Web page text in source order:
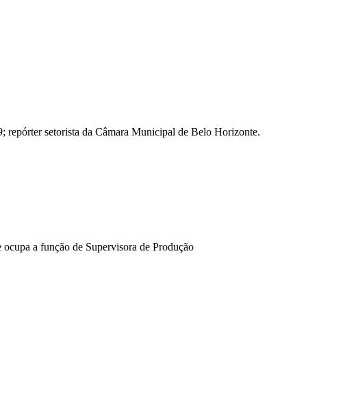
repórter setorista da Câmara Municipal de Belo Horizonte.
a função de Supervisora de Produção